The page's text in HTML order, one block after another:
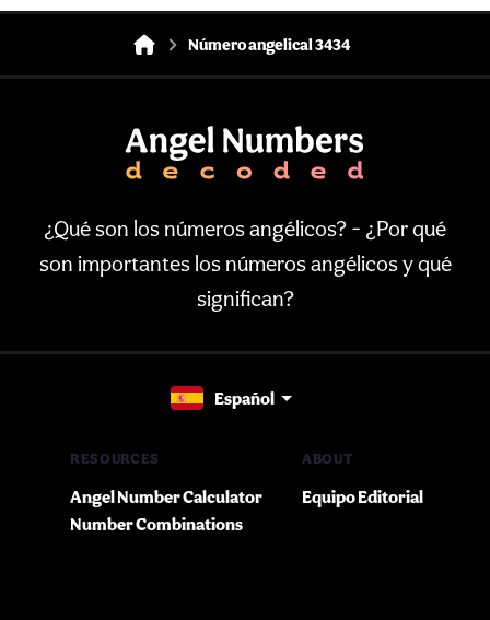
Número angelical 3434
¿Qué son los números angélicos? - ¿Por qué
son importantes los números angélicos y qué
significan?
Español
RESOURCES
Angel Number Calculator
Number Combinations
ABOUT
Equipo Editorial